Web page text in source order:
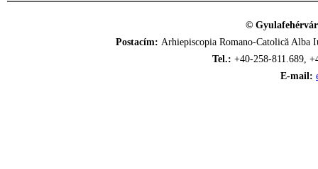
©
Postacím: Arhiepiscopia Romano-Catolică
Tel.: +40-258-811.689,
E-mail: